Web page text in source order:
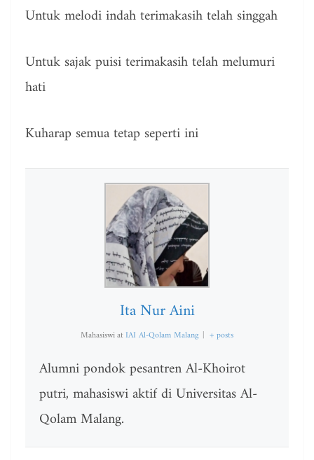
Untuk melodi indah terimakasih telah singgah
Untuk sajak puisi terimakasih telah melumuri
hati
Kuharap semua tetap seperti ini
Ita Nur Aini
MahasiswiatIAI Al-Qolam Malang | + posts
Alumni pondok pesantren Al-Khoirot
putri, mahasiswi aktif di Universitas Al-
Qolam Malang.